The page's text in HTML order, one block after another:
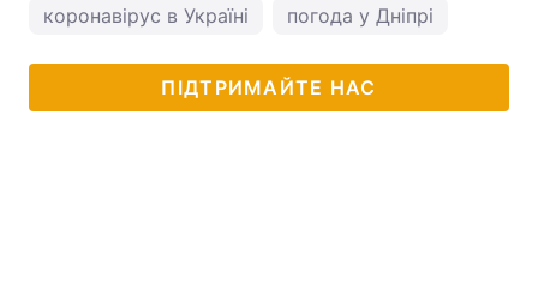
коронавірус в Україні погода у Дніпрі
ПІДТРИМАЙТЕ НАС